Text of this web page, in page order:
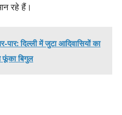
रहे हैं।
पार: दिल्ली में जुटा आदिवासियों का
फूंका बिगुल